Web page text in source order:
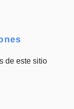
de este sitio